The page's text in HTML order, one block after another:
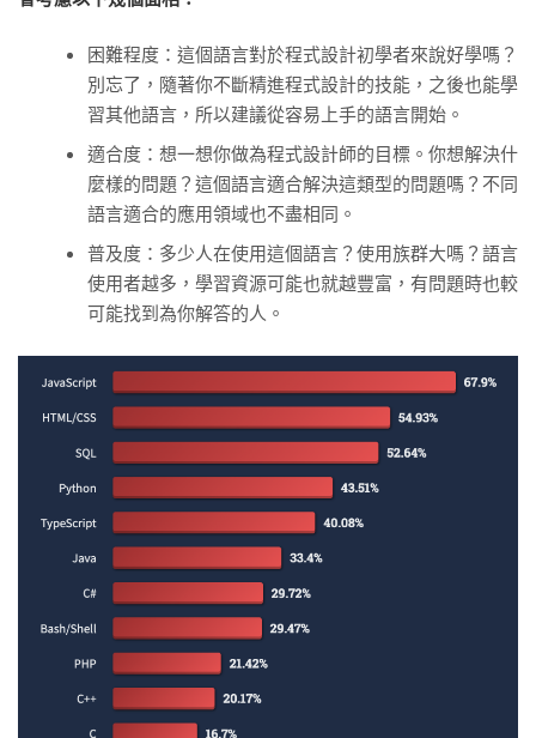
困難程度：這個語言對於程式設計初學者來說好學嗎？
別忘了，隨著你不斷精進程式設計的技能，之後也能學
習其他語言，所以建議從容易上手的語言開始。
適合度：想一想你做為程式設計師的目標。你想解決什
麼樣的問題？這個語言適合解決這類型的問題嗎？不同
語言適合的應用領域也不盡相同。
普及度：多少人在使用這個語言？使用族群大嗎？語言
使用者越多，學習資源可能也就越豐富，有問題時也較
可能找到為你解答的人。